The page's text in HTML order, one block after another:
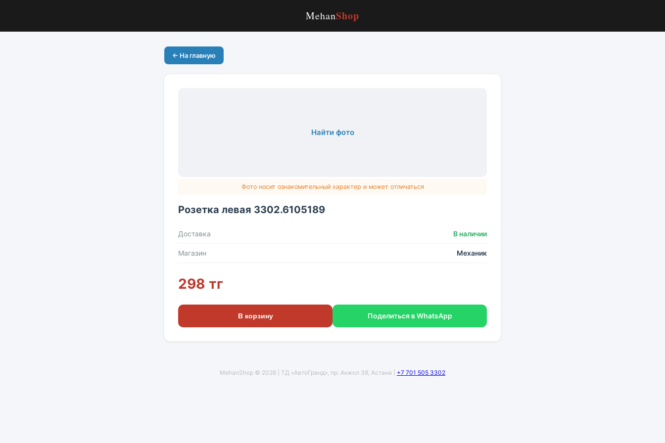
MehanShop
← На главную
Найти фото
Фото носит ознакомительный характер и может отличаться
Розетка левая 3302.6105189
Доставка В наличии
Магазин Механик
298 тг
В корзину Поделиться в WhatsApp
MehanShop © 2026 | ТД «АвтоГранд», пр. Акжол 38, Астана | +7 701 505 3302